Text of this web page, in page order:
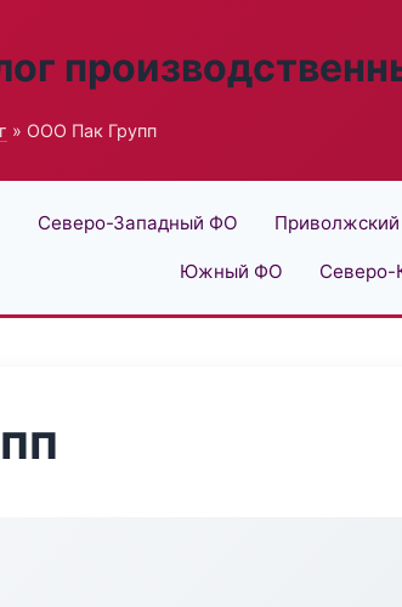
» ООО Пак Групп
Северо-Западный ФО
Южный ФО Северо-